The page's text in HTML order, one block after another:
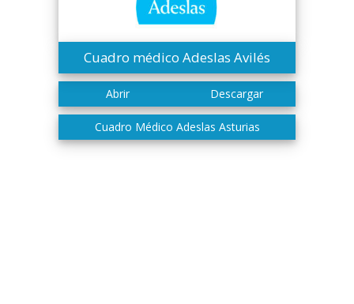
Cuadro médico Adeslas Avilés